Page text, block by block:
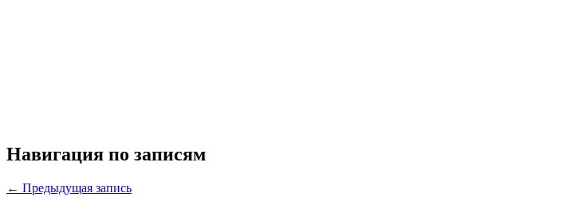
Навигация по записям
← Предыдущая запись